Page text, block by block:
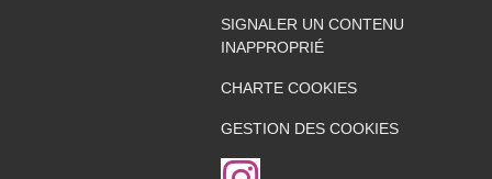
SIGNALER UN CONTENU
INAPPROPRIÉ
CHARTE COOKIES
GESTION DES COOKIES